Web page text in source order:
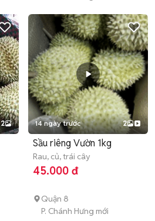
2 14 ngày trước 2
Sầu riêng Vườn 1kg
Rau, củ, trái cây
45.000 đ
Quận 8
P. Chánh Hưng mới